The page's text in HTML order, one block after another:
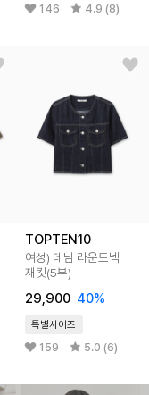
146 4.9 (8)
TOPTEN10
여성) 데님 라운드넥
재킷(5부)
29,900 40%
특별사이즈
159 5.0 (6)